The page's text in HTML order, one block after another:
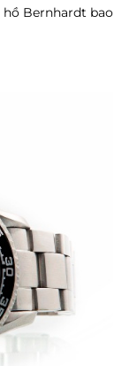
Bernhardt bao